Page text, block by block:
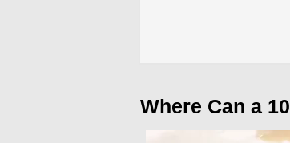
Where Can a